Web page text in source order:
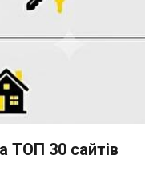
ТОП 30 сайтів